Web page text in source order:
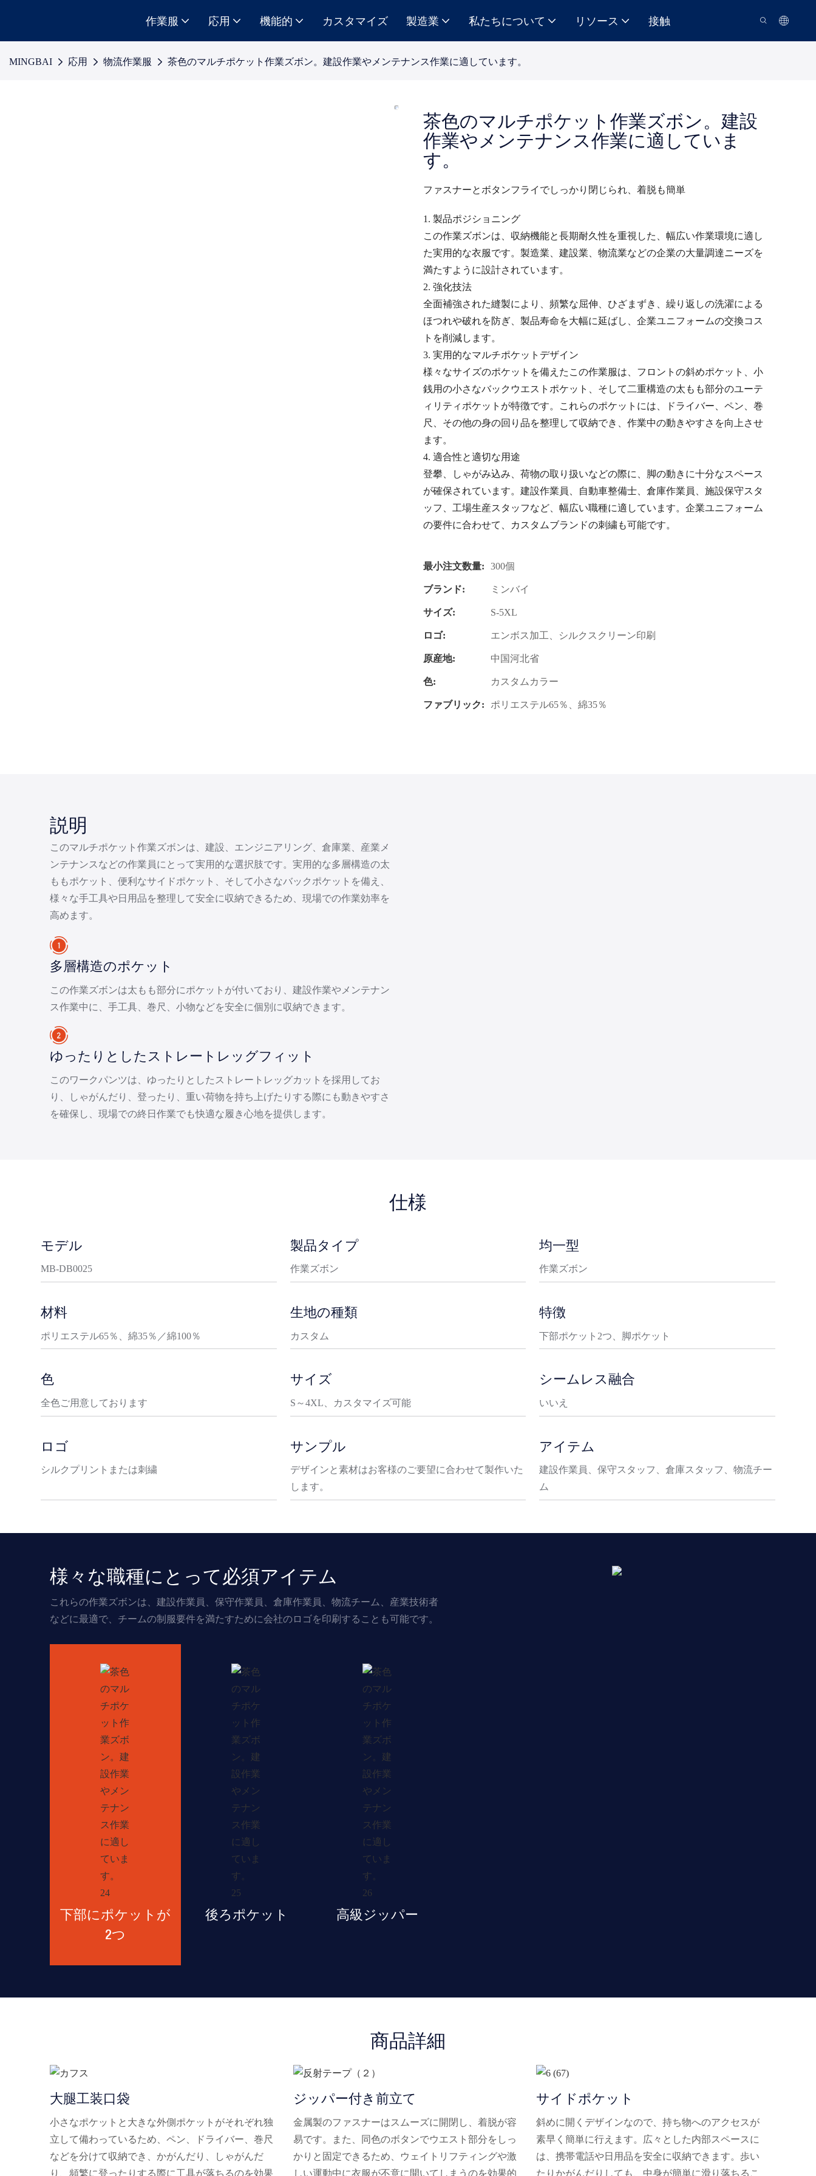
作業服 応用 機能的 カスタマイズ 製造業 私たちについて リソース 接触
MINGBAI 応用 物流作業服 茶色のマルチポケット作業ズボン。建設作業やメンテナンス作業に適しています。
茶色のマルチポケット作業ズボン。建設
作業やメンテナンス作業に適していま
す。
ファスナーとボタンフライでしっかり閉じられ、着脱も簡単
1. 製品ポジショニング
この作業ズボンは、収納機能と長期耐久性を重視した、幅広い作業環境に適し
た実用的な衣服です。製造業、建設業、物流業などの企業の大量調達ニーズを
満たすように設計されています。
2. 強化技法
全面補強された縫製により、頻繁な屈伸、ひざまずき、繰り返しの洗濯による
ほつれや破れを防ぎ、製品寿命を大幅に延ばし、企業ユニフォームの交換コス
トを削減します。
3. 実用的なマルチポケットデザイン
様々なサイズのポケットを備えたこの作業服は、フロントの斜めポケット、小
銭用の小さなバックウエストポケット、そして二重構造の太もも部分のユーテ
ィリティポケットが特徴です。これらのポケットには、ドライバー、ペン、巻
尺、その他の身の回り品を整理して収納でき、作業中の動きやすさを向上させ
ます。
4. 適合性と適切な用途
登攀、しゃがみ込み、荷物の取り扱いなどの際に、脚の動きに十分なスペース
が確保されています。建設作業員、自動車整備士、倉庫作業員、施設保守スタ
ッフ、工場生産スタッフなど、幅広い職種に適しています。企業ユニフォーム
の要件に合わせて、カスタムブランドの刺繍も可能です。
最小注文数量: 300個
ブランド:
ミンバイ
サイズ:
S-5XL
ロゴ:
エンボス加工、シルクスクリーン印刷
原産地:
中国河北省
色:
カスタムカラー
ファブリック:
ポリエステル65％、綿35％
説明
このマルチポケット作業ズボンは、建設、エンジニアリング、倉庫業、産業メ
ンテナンスなどの作業員にとって実用的な選択肢です。実用的な多層構造の太
ももポケット、便利なサイドポケット、そして小さなバックポケットを備え、
様々な手工具や日用品を整理して安全に収納できるため、現場での作業効率を
高めます。
多層構造のポケット
この作業ズボンは太もも部分にポケットが付いており、建設作業やメンテナン
ス作業中に、手工具、巻尺、小物などを安全に個別に収納できます。
ゆったりとしたストレートレッグフィット
このワークパンツは、ゆったりとしたストレートレッグカットを採用してお
り、しゃがんだり、登ったり、重い荷物を持ち上げたりする際にも動きやすさ
を確保し、現場での終日作業でも快適な履き心地を提供します。
仕様
モデル
MB-DB0025
製品タイプ
作業ズボン
均一型
作業ズボン
材料
ポリエステル65％、綿35％／綿100％
生地の種類
カスタム
特徴
下部ポケット2つ、脚ポケット
色
全色ご用意しております
サイズ
S～4XL、カスタマイズ可能
シームレス融合
いいえ
ロゴ
シルクプリントまたは刺繍
サンプル
デザインと素材はお客様のご要望に合わせて製作いた
します。
アイテム
建設作業員、保守スタッフ、倉庫スタッフ、物流チー
ム
様々な職種にとって必須アイテム
これらの作業ズボンは、建設作業員、保守作業員、倉庫作業員、物流チーム、産業技術者
などに最適で、チームの制服要件を満たすために会社のロゴを印刷することも可能です。
下部にポケットが
2つ
後ろポケット 高級ジッパー
商品詳細
大腿工装口袋
小さなポケットと大きな外側ポケットがそれぞれ独
立して備わっているため、ペン、ドライバー、巻尺
などを分けて収納でき、かがんだり、しゃがんだ
り、頻繁に登ったりする際に工具が落ちるのを効果
ジッパー付き前立て
金属製のファスナーはスムーズに開閉し、着脱が容
易です。また、同色のボタンでウエスト部分をしっ
かりと固定できるため、ウェイトリフティングや激
しい運動中に衣服が不意に開いてしまうのを効果的
サイドポケット
斜めに開くデザインなので、持ち物へのアクセスが
素早く簡単に行えます。広々とした内部スペースに
は、携帯電話や日用品を安全に収納できます。歩い
たりかがんだりしても、中身が簡単に滑り落ちるこ